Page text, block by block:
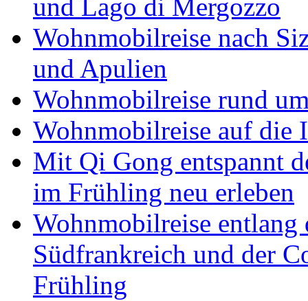
und Lago di Mergozzo
Wohnmobilreise nach
und Apulien
Wohnmobilreise rund
Wohnmobilreise auf die
Mit Qi Gong entspannt
im Frühling neu erleben
Wohnmobilreise
Südfrankreich und der
Frühling